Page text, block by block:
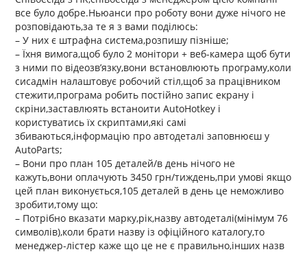
все було добре.Ньюанси про роботу вони дуже нічого не
розповідають,за те я з вами поділюсь:
– У них є штрафна система,розпишу пізніше;
– Їхня вимога,щоб було 2 монітори + веб-камера щоб бути
з ними по відеозв’язку,вони встановлюють програму,коли
сисадмін налаштовує робочий стіл,щоб за працівником
стежити,програма робить постійно запис екрану і
скріни,заставлюять встаноити AutoHotkey і
користуватись їх скриптами,які самі
збиваються,інформацію про автодеталі заповнюєш у
AutoParts;
– Вони про план 105 деталей/в день нічого не
кажуть,вони оплачують 3450 грн/тиждень,при умові якщо
цей план виконується,105 деталей в день це неможливо
зробити,тому що:
– Потрібно вказати марку,рік,назву автодеталі(мінімум 76
символів),коли брати назву із офіційного каталогу,то
менеджер-лістер каже що це не є правильно,інших назв